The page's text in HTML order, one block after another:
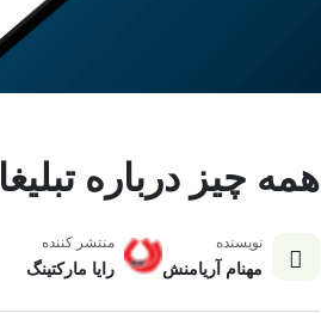
همه چیز درباره
نویسنده
مهنام آریامنش
منتشر کننده
رایا مارکتینگ